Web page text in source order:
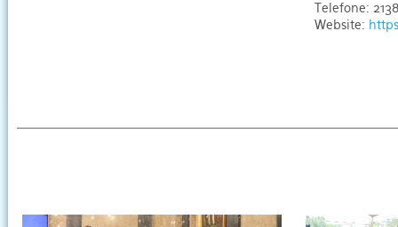
Telefone:
Website: